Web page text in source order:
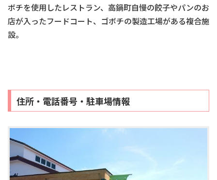
ボチを使用したレストラン、高鍋町自慢の餃子やパンのお
店が入ったフードコート、ゴボチの製造工場がある複合施
設。
住所・電話番号・駐車場情報